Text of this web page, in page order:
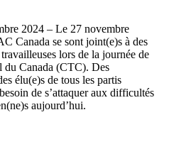
2024 – Le 27 novembre
Canada se sont joint(e)s à des
lors de la journée de
du Canada (CTC). Des
élu(e)s de tous les partis
de s’attaquer aux difficultés
aujourd’hui.